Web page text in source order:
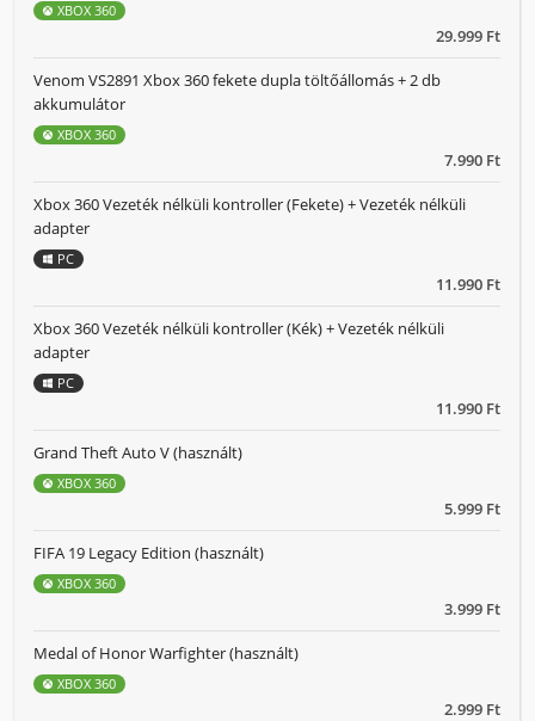
29.999 Ft
XBOX 360
7.990 Ft
Venom VS2891 Xbox 360 fekete dupla töltőállomás + 2 db
akkumulátor
XBOX 360
11.990 Ft
Xbox 360 Vezeték nélküli kontroller (Fekete) + Vezeték nélküli
adapter
PC
11.990 Ft
Xbox 360 Vezeték nélküli kontroller (Kék) + Vezeték nélküli
adapter
PC
5.999 Ft
Grand Theft Auto V (használt)
XBOX 360
3.999 Ft
FIFA 19 Legacy Edition (használt)
XBOX 360
2.999 Ft
Medal of Honor Warfighter (használt)
XBOX 360